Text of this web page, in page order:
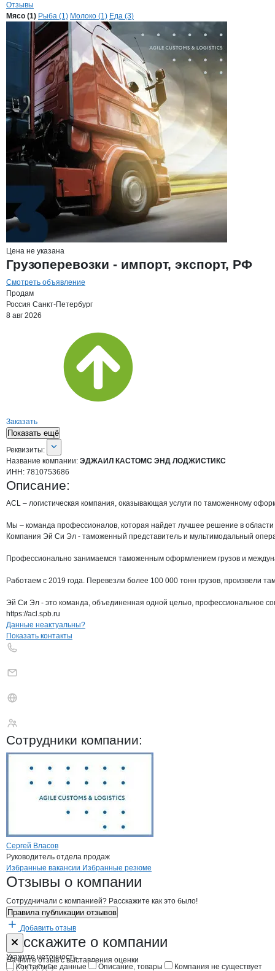
Отзывы
ПродукцияЭДЖАИЛ КАСТОМС ЭНД
Навигация по продуктам
Мясо (1) Рыба (1) Молоко (1) Еда (3)
Цена не указана
Грузоперевозки - импорт, экспорт, РФ
Смотреть объявление
Продам
Россия Санкт-Петербург
8 авг 2026
Заказать
Показать ещё
О компании
Реквизиты
Реквизиты:
Название компании: ЭДЖАИЛ КАСТОМС ЭНД ЛОДЖИСТИКС
ИНН: 7810753686
Описание:
ACL – логистическая компания, оказывающая услуги по таможенному
Мы – команда профессионалов, которая найдет лучшее решение в
Компания Эй Си Эл - таможенный представитель и мультимодальный
Профессионально занимаемся таможенным оформлением грузов и
Работаем с 2019 года. Перевезли более 100 000 тонн грузов, произвели
Эй Си Эл - это команда, объединенная одной целью, профессиональное
https://acl.spb.ru
Контактыкомпании
+7(800)000-00-..
Данные неактуальны?
Показать контакты
Сотрудники компании:
Сергей Власов
Руководитель отдела продаж
Брендыкомпани ЭДЖАИЛ КАСТОМС
Вакансии вЭДЖАИЛ КАСТОМС ЭНД
Избранные вакансии Избранные резюме
Новости oЭДЖАИЛ КАСТОМС ЭНД
Отзывы о компании
Сотрудничали с компанией? Расскажите как это было!
Правила публикации отзывов
Добавить отзыв
Расскажите о компании
Начните отзыв с выставления оценки
Форма обратной связи о неточностях
Укажите неточность
Контактные данные
Описание, товары Компания не существует